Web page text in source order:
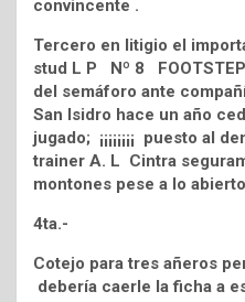
convincente .
Tercero en litigio el
stud L P Nº 8
del semáforo ante
San Isidro hace un año
jugado; ¡¡¡¡¡¡¡¡ puesto al
trainer A. L Cintra
montones pese a lo
4ta.-
Cotejo para tres añeros
debería caerle la ficha a